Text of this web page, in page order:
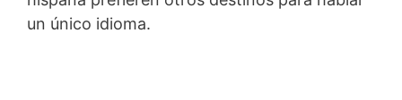
un único idioma.